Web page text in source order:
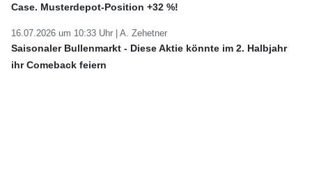
Case. Musterdepot-Position +32 %!
16.07.2026 um 10:33 Uhr | A. Zehetner
Saisonaler Bullenmarkt - Diese Aktie könnte im 2. Halbjahr
ihr Comeback feiern